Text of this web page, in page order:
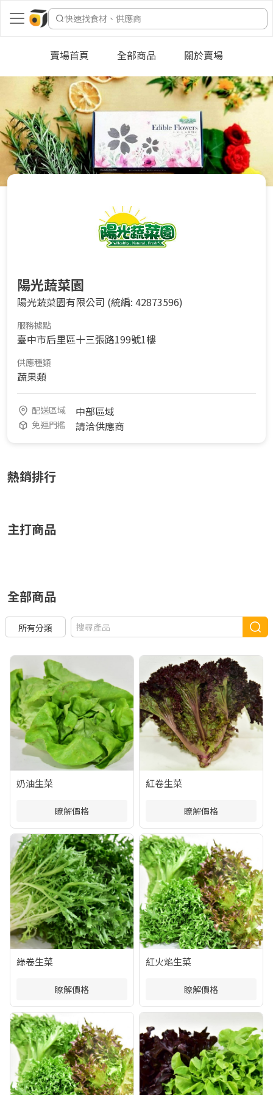
快速找食材、供應商
賣場首頁 全部商品 關於賣場
陽光蔬菜園
陽光蔬菜園有限公司 (統編: 42873596)
服務據點
臺中市后里區十三張路199號1樓
供應種類
蔬果類
配送區域 中部區域
免運門檻 請洽供應商
熱銷排行
主打商品
全部商品
所有分類
奶油生菜
瞭解價格
紅卷生菜
瞭解價格
綠卷生菜
瞭解價格
紅火焰生菜
瞭解價格